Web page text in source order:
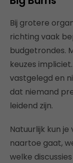
Bij grotere
richting vaak
budgetrondes.
keuzes
vastgelegd en
dat niemand
leidend zijn.
Natuurlijk kun
naartoe gaat,
welke